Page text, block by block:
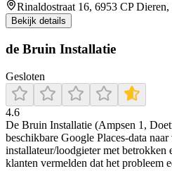
Rinaldostraat 16, 6953 CP Dieren,
Bekijk details
de Bruin Installatie
Gesloten
4.6
De Bruin Installatie (Ampsen 1,
beschikbare Google Places-data
installateur/loodgieter met betrokken
klanten vermelden dat het probleem